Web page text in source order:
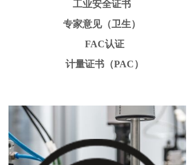
工业安全证书
专家意见（卫生）
FAC认证
计量证书（PAC）